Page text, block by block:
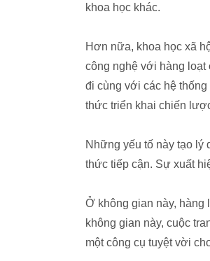
khoa học khác.
Hơn nữa, khoa học xã
công nghệ với hàng
đi cùng với các hệ thống
thức triển khai chiến
Những yếu tố này tạo lý
thức tiếp cận. Sự xuất
Ở không gian này,
không gian này, cuộc
một công cụ tuyệt vời